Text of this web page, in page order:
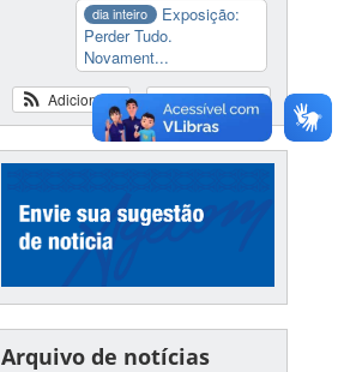
dia inteiro
Exposição:
Perder Tudo.
Novament...
Ver calendário
Adicionar
Arquivo de notícias